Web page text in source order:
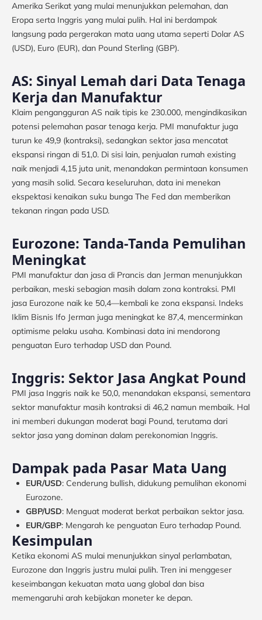
Amerika Serikat yang mulai menunjukkan pelemahan, dan
Eropa serta Inggris yang mulai pulih. Hal ini berdampak
langsung pada pergerakan mata uang utama seperti Dolar AS
(USD), Euro (EUR), dan Pound Sterling (GBP).
AS: Sinyal Lemah dari Data Tenaga
Kerja dan Manufaktur
Klaim pengangguran AS naik tipis ke 230.000, mengindikasikan
potensi pelemahan pasar tenaga kerja. PMI manufaktur juga
turun ke 49,9 (kontraksi), sedangkan sektor jasa mencatat
ekspansi ringan di 51,0. Di sisi lain, penjualan rumah existing
naik menjadi 4,15 juta unit, menandakan permintaan konsumen
yang masih solid. Secara keseluruhan, data ini menekan
ekspektasi kenaikan suku bunga The Fed dan memberikan
tekanan ringan pada USD.
Eurozone: Tanda-Tanda Pemulihan
Meningkat
PMI manufaktur dan jasa di Prancis dan Jerman menunjukkan
perbaikan, meski sebagian masih dalam zona kontraksi. PMI
jasa Eurozone naik ke 50,4—kembali ke zona ekspansi. Indeks
Iklim Bisnis Ifo Jerman juga meningkat ke 87,4, mencerminkan
optimisme pelaku usaha. Kombinasi data ini mendorong
penguatan Euro terhadap USD dan Pound.
Inggris: Sektor Jasa Angkat Pound
PMI jasa Inggris naik ke 50,0, menandakan ekspansi, sementara
sektor manufaktur masih kontraksi di 46,2 namun membaik. Hal
ini memberi dukungan moderat bagi Pound, terutama dari
sektor jasa yang dominan dalam perekonomian Inggris.
Dampak pada Pasar Mata Uang
EUR/USD: Cenderung bullish, didukung pemulihan ekonomi
Eurozone.
GBP/USD: Menguat moderat berkat perbaikan sektor jasa.
EUR/GBP: Mengarah ke penguatan Euro terhadap Pound.
Kesimpulan
Ketika ekonomi AS mulai menunjukkan sinyal perlambatan,
Eurozone dan Inggris justru mulai pulih. Tren ini menggeser
keseimbangan kekuatan mata uang global dan bisa
memengaruhi arah kebijakan moneter ke depan.